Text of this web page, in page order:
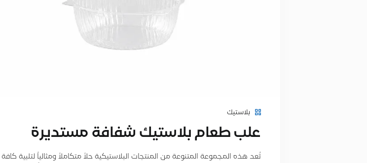
بلاستيك
علب طعام بلاستيك شفافة مستديرة
تُعد هذه المجموعة المتنوعة من المنتجات البلاستيكية حلاً متكاملاً ومثالياً لتلبية كافة